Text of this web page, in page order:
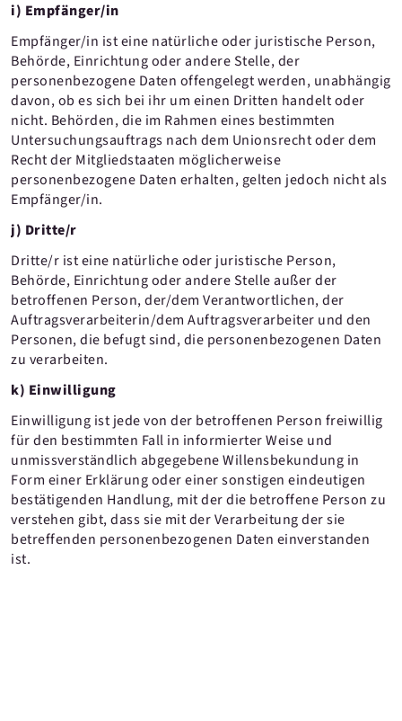
i) Empfänger/in
Empfänger/in ist eine natürliche oder juristische Person,
Behörde, Einrichtung oder andere Stelle, der
personenbezogene Daten offengelegt werden, unabhängig
davon, ob es sich bei ihr um einen Dritten handelt oder
nicht. Behörden, die im Rahmen eines bestimmten
Untersuchungsauftrags nach dem Unionsrecht oder dem
Recht der Mitgliedstaaten möglicherweise
personenbezogene Daten erhalten, gelten jedoch nicht als
Empfänger/in.
j) Dritte/r
Dritte/r ist eine natürliche oder juristische Person,
Behörde, Einrichtung oder andere Stelle außer der
betroffenen Person, der/dem Verantwortlichen, der
Auftragsverarbeiterin/dem Auftragsverarbeiter und den
Personen, die befugt sind, die personenbezogenen Daten
zu verarbeiten.
k) Einwilligung
Einwilligung ist jede von der betroffenen Person freiwillig
für den bestimmten Fall in informierter Weise und
unmissverständlich abgegebene Willensbekundung in
Form einer Erklärung oder einer sonstigen eindeutigen
bestätigenden Handlung, mit der die betroffene Person zu
verstehen gibt, dass sie mit der Verarbeitung der sie
betreffenden personenbezogenen Daten einverstanden
ist.